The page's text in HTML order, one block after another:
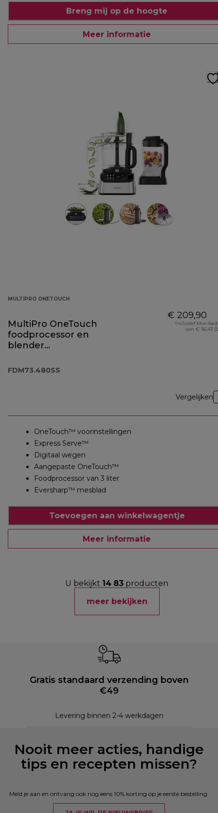
Breng mij op de hoogte
Meer informatie
MULTIPRO ONETOUCH
MultiPro OneTouch
foodprocessor en
blender
FDM73.480SS
€ 209,90
Inclusief btw-
van € 36,43
Vergelijken
OneTouch™ voorinstellingen
Express Serve™
Digitaal wegen
Aangepaste OneTouch™
Foodprocessor van 3 liter
Eversharp™ mesblad
Toevoegen aan winkelwagentje
Meer informatie
U bekijkt 14 83 producten
meer bekijken
Gratis standaard verzending boven
€49
Levering binnen 2-4 werkdagen
Nooit meer acties, handige
tips en recepten missen?
Meld je aan en ontvang ook nog eens 10% korting op je eerste bestelling.